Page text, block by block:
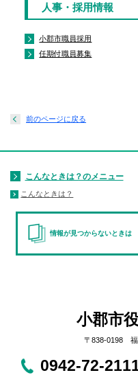
人事・採用情報
小郡市職員採用
任期付職員募集
前のページに戻る
こんなときは？のメニュー
こんなときは？
情報が見つからないときは
小郡市
〒838-0198 福
0942-72-